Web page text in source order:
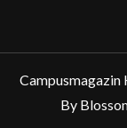
Campusmagazin
By